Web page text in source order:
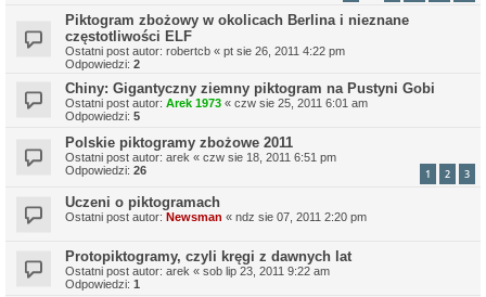
Piktogram zbożowy w okolicach Berlina i nieznane
częstotliwości ELF
Ostatni post autor: robertcb « pt sie 26, 2011 4:22 pm
Odpowiedzi: 2
Chiny: Gigantyczny ziemny piktogram na Pustyni Gobi
Ostatni post autor: Arek 1973 « czw sie 25, 2011 6:01 am
Odpowiedzi: 5
Polskie piktogramy zbożowe 2011
Ostatni post autor: arek « czw sie 18, 2011 6:51 pm
Odpowiedzi: 26 1 2 3
Uczeni o piktogramach
Ostatni post autor: Newsman « ndz sie 07, 2011 2:20 pm
Protopiktogramy, czyli kręgi z dawnych lat
Ostatni post autor: arek « sob lip 23, 2011 9:22 am
Odpowiedzi: 1